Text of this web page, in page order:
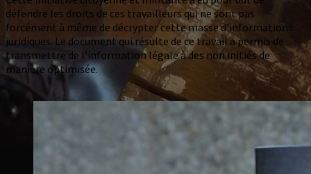
défendre les droits de ces travailleurs qui ne sont pas
forcément à même de décrypter cette masse d’informations
juridiques. Le document qui résulte de ce travail a permis de
transmettre de l’information légale à des non initiés de
manière optimisée.